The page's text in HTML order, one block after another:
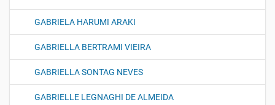
GABRIELA HARUMI ARAKI
GABRIELLA BERTRAMI VIEIRA
GABRIELLA SONTAG NEVES
GABRIELLE LEGNAGHI DE ALMEIDA